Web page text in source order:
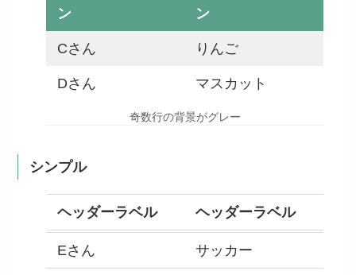
ン
ン
Cさん りんご
Dさん マスカット
奇数行の背景がグレー
シンプル
ヘッダーラベル ヘッダーラベル
Eさん サッカー